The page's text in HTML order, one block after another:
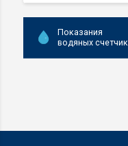
Показания
водяных